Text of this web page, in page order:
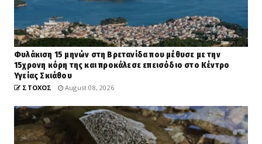
Φυλάκιση 15 μηνών στη Βρετανίδα που μέθυσε με την
15χρονη κόρη της και προκάλεσε επεισόδιο στο Κέντρο
Υγείας Σκιάθου
ΣΤΟΧΟΣ August 08, 2026